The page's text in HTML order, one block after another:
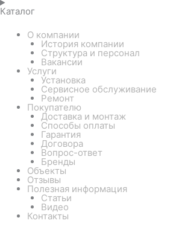
Каталог
О компании
История компании
Структура и персонал
Вакансии
Услуги
Установка
Сервисное обслуживание
Ремонт
Покупателю
Доставка и монтаж
Способы оплаты
Гарантия
Договора
Вопрос-ответ
Бренды
Объекты
Отзывы
Полезная информация
Статьи
Видео
Контакты